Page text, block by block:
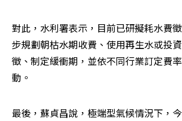
對此，水利署表示，目前已研擬耗水費
步規劃朝枯水期收費、使用再生水或投
徵、制定緩衝期，並依不同行業訂定費
動。
最後，蘇貞昌說，極端型氣候情況下，